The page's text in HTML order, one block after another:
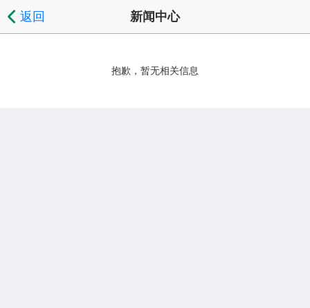
返回 新闻中心
抱歉，暂无相关信息